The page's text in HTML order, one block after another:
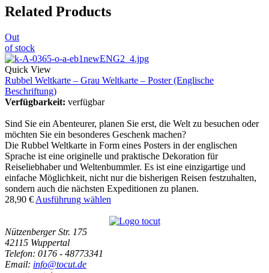
Related Products
Out
of stock
Quick View
Rubbel Weltkarte – Grau Weltkarte – Poster (Englische
Beschriftung)
Verfügbarkeit: verfügbar
Sind Sie ein Abenteurer, planen Sie erst, die Welt zu besuchen oder
möchten Sie ein besonderes Geschenk machen?
Die Rubbel Weltkarte in Form eines Posters in der englischen
Sprache ist eine originelle und praktische Dekoration für
Reiseliebhaber und Weltenbummler. Es ist eine einzigartige und
einfache Möglichkeit, nicht nur die bisherigen Reisen festzuhalten,
sondern auch die nächsten Expeditionen zu planen.
28,90 € Ausführung wählen
Nützenberger Str. 175
42115 Wuppertal
Telefon: 0176 - 48773341
Email: info@tocut.de